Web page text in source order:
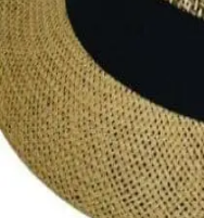
Εξαντλημένο